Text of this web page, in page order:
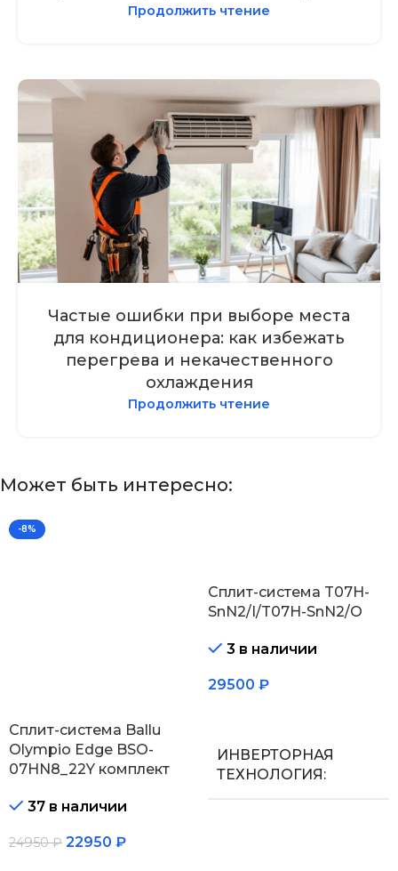
Продолжить чтение
Частые ошибки при выборе места
для кондиционера: как избежать
перегрева и некачественного
охлаждения
Продолжить чтение
Может быть интересно:
-8%
Сплит-система Ballu
Olympio Edge BSO-
07HN8_22Y комплект
37 в наличии
24950₽ 22950 ₽
Сплит-система T07H-
SnN2/I/T07H-SnN2/O
3 в наличии
29500 ₽
ИНВЕРТОРНАЯ
ТЕХНОЛОГИЯ